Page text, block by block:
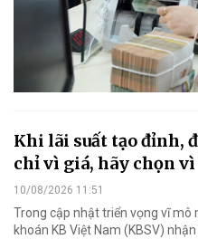
Khi lãi suất tạo đỉnh,
chỉ vì giá, hãy chọn
10/08/2026 11:51
Trong cập nhật triển vọng vĩ mô
khoán KB Việt Nam (KBSV)